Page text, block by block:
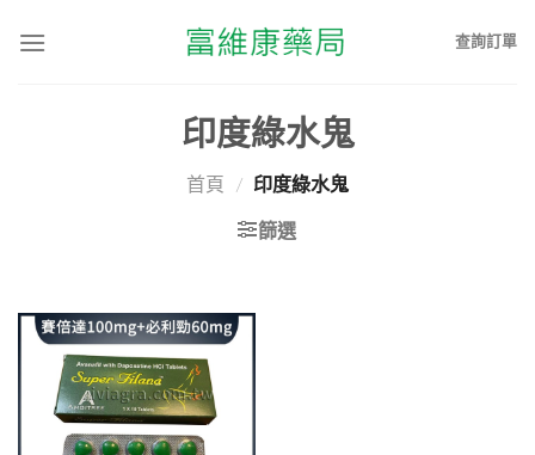
查詢訂單
印度綠水鬼
首頁 / 印度綠水鬼
篩選